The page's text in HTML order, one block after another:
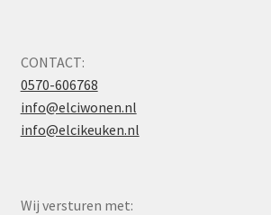
CONTACT:
0570-606768
info@elciwonen.nl
info@elcikeuken.nl
Wij versturen met: